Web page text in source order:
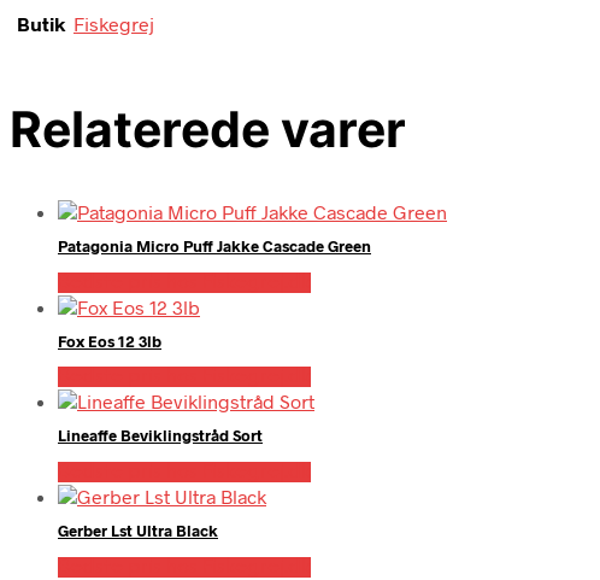
Butik Fiskegrej
Relaterede varer
Patagonia Micro Puff Jakke Cascade Green
Fox Eos 12 3lb
Lineaffe Beviklingstråd Sort
Gerber Lst Ultra Black